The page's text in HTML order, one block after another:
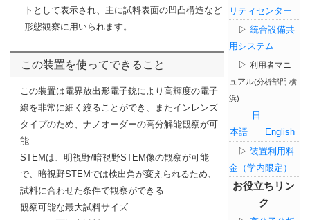
トとして表示され、主に試料表面の凹凸構造など
形態観察に用いられます。
この装置を使ってできること
この装置は電界放出形電子銃により高輝度の電子
線を非常に細く絞ることができ、またインレンズ
タイプのため、ナノオーダーの高分解能観察が可
能
STEM は、明視野/暗視野STEM像の観察が可能
で、暗視野STEMでは検出角が変えられるため、
試料に合わせた条件で観察ができる
観察可能な最大試料サイズ
リティセンター
▷ 統合設備共
用システム
▷ 利用者マニ
ュアル(分析部門 横
浜)
日
本語
English
▷ 装置利用料
金（学内限定）
お役立ちリン
ク